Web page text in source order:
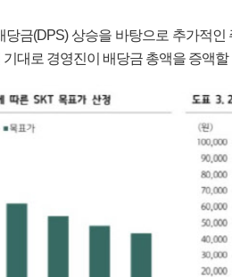
당금(DPS) 상승을 바탕으로 추가적인
대로 경영진이 배당금 총액을 증액